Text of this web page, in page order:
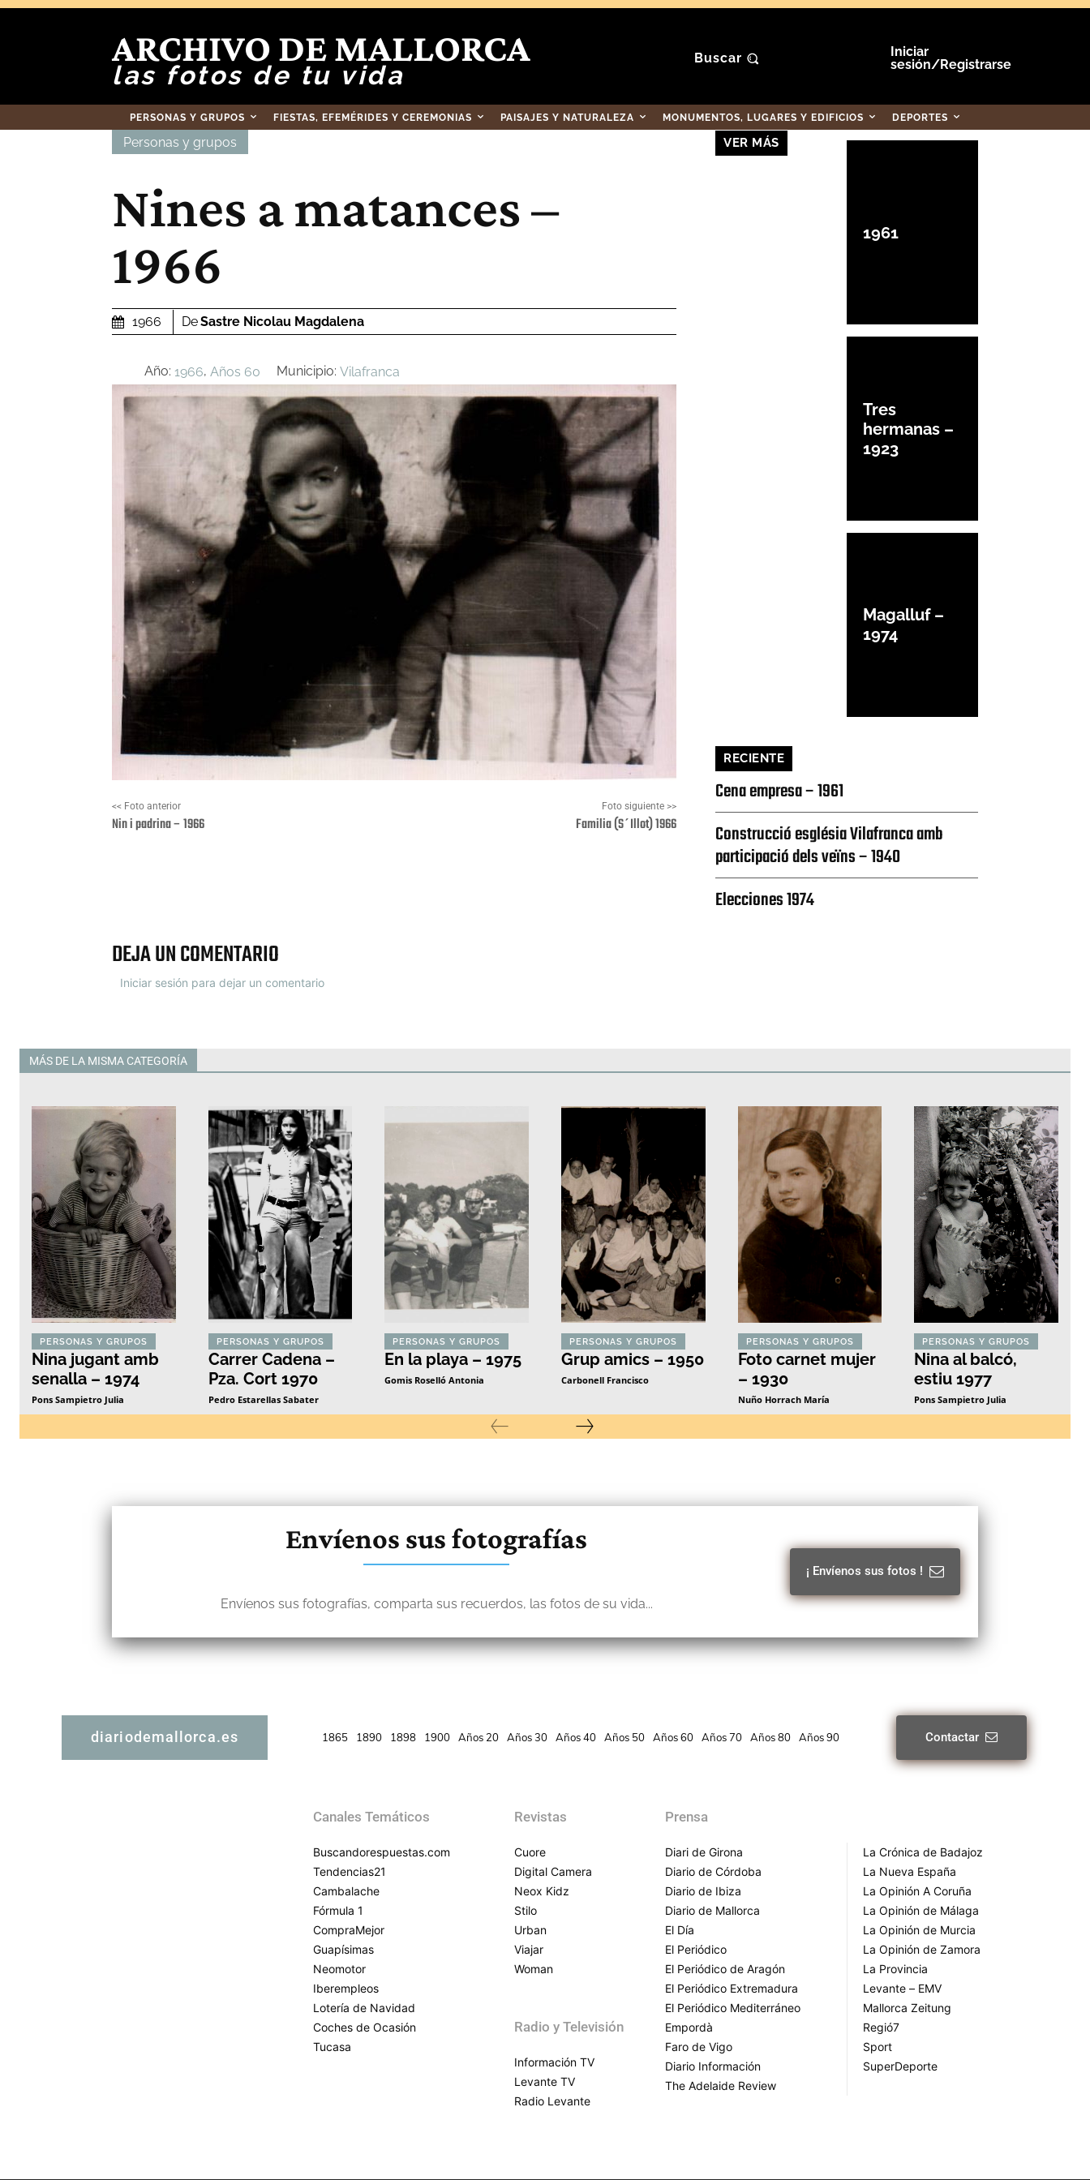
ARCHIVO DE MALLORCA
las fotos de tu vida
Buscar
Iniciar
sesión/Registrarse
PERSONAS Y GRUPOS FIESTAS, EFEMÉRIDES Y CEREMONIAS PAISAJES Y NATURALEZA MONUMENTOS, LUGARES Y EDIFICIOS DEPORTES
Personas y grupos
Nines a matances –
1966
1966 DeSastre Nicolau Magdalena
Año: 1966, Años 60 Municipio: Vilafranca
<< Foto anterior
Nin i padrina – 1966
Foto siguiente >>
Familia (S´Illot) 1966
DEJA UN COMENTARIO
Iniciar sesión para dejar un comentario
VER MÁS
1961
Tres
hermanas –
1923
Magalluf –
1974
RECIENTE
Cena empresa – 1961
Construcció església Vilafranca amb
participació dels veïns – 1940
Elecciones 1974
MÁS DE LA MISMA CATEGORÍA
PERSONAS Y GRUPOS
Nina jugant amb
senalla – 1974
Pons Sampietro Julia
PERSONAS Y GRUPOS
Carrer Cadena –
Pza. Cort 1970
Pedro Estarellas Sabater
PERSONAS Y GRUPOS
En la playa – 1975
Gomis Roselló Antonia
PERSONAS Y GRUPOS
Grup amics – 1950
Carbonell Francisco
PERSONAS Y GRUPOS
Foto carnet mujer
– 1930
Nuño Horrach María
PERSONAS Y GRUPOS
Nina al balcó,
estiu 1977
Pons Sampietro Julia
Envíenos sus fotografías
Envíenos sus fotografías, comparta sus recuerdos, las fotos de su vida...
¡ Envíenos sus fotos !
diariodemallorca.es 1865 1890 1898 1900 Años 20 Años 30 Años 40 Años 50 Años 60 Años 70 Años 80 Años 90 Contactar
Canales Temáticos
Buscandorespuestas.com
Tendencias21
Cambalache
Fórmula 1
CompraMejor
Guapísimas
Neomotor
Iberempleos
Lotería de Navidad
Coches de Ocasión
Tucasa
Revistas
Cuore
Digital Camera
Neox Kidz
Stilo
Urban
Viajar
Woman
Radio y Televisión
Información TV
Levante TV
Radio Levante
Prensa
Diari de Girona
Diario de Córdoba
Diario de Ibiza
Diario de Mallorca
El Día
El Periódico
El Periódico de Aragón
El Periódico Extremadura
El Periódico Mediterráneo
Empordà
Faro de Vigo
Diario Información
The Adelaide Review
La Crónica de Badajoz
La Nueva España
La Opinión A Coruña
La Opinión de Málaga
La Opinión de Murcia
La Opinión de Zamora
La Provincia
Levante – EMV
Mallorca Zeitung
Regió7
Sport
SuperDeporte